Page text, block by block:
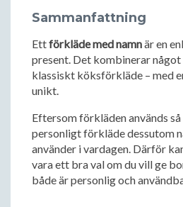
Sammanfattning
Ettförkläde med namnär en
present. Det kombinerar
klassiskt köksförkläde – med
unikt.
Eftersom förkläden används
personligt förkläde dessutom
använder i vardagen. Därför
vara ett bra val om du vill ge
både är personlig och